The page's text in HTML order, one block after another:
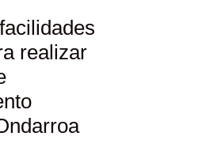
realizar